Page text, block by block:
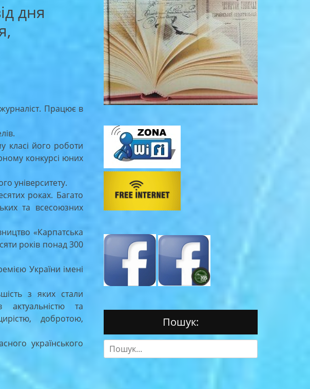
дня
Працює в
його роботи
конкурсі юних
університету.
роках. Багато
та всесоюзних
«Карпатська
років понад 300
України імені
з яких стали
актуальністю та
добротою,
українського
Пошук:
Search
for: